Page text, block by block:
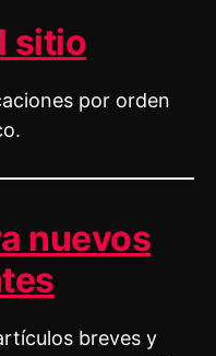
sitio
por orden
nuevos
breves y